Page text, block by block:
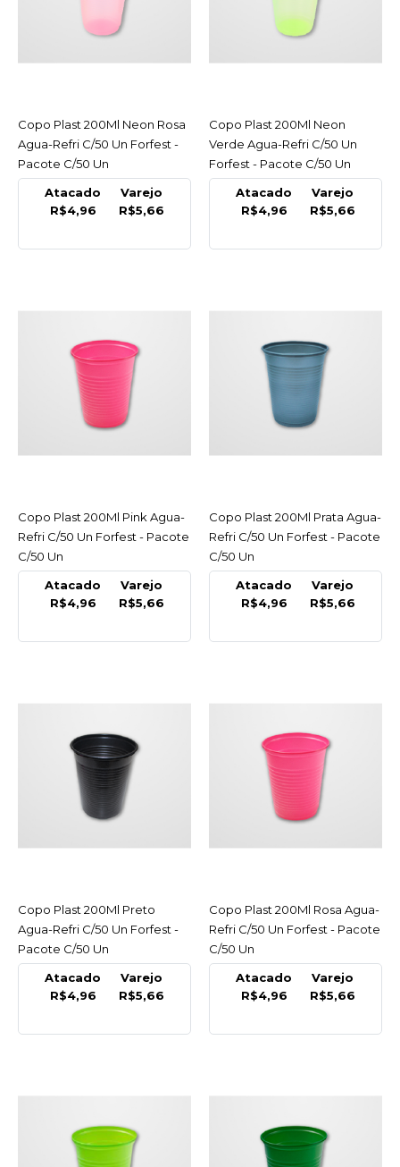
COMPRAR
LISTA DE DESEJO
FORFEST
Copo Plast 200Ml Neon
Azul Agua-Refri C/50 Un
COMPARAR
LISTA DE DESEJO
R$5,66
COMPARAR
Un Forfest - Pacote C/50
FORFEST
Copo Plast 200Ml Pink
Agua-Refri C/50 Un
Forfest - Pacote C/50 Un
COMPARAR
LISTA DE DESEJO
ACESSAR
Copo Plast 200Ml Neon Rosa
Agua-Refri C/50 Un Forfest -
Pacote C/50 Un
Atacado
R$4,96
Varejo
R$5,66
ACESSAR
Copo Plast 200Ml Neon
Verde Agua-Refri C/50 Un
Forfest - Pacote C/50 Un
Atacado
R$4,96
Varejo
R$5,66
ACESSAR
Copo Plast 200Ml Pink Agua-
Refri C/50 Un Forfest - Pacote
C/50 Un
Atacado
R$4,96
Varejo
R$5,66
ACESSAR
Copo Plast 200Ml Prata Agua-
Refri C/50 Un Forfest - Pacote
C/50 Un
Atacado
R$4,96
Varejo
R$5,66
ACESSAR
Copo Plast 200Ml Preto
Agua-Refri C/50 Un Forfest -
Pacote C/50 Un
Atacado
R$4,96
Varejo
R$5,66
ACESSAR
Copo Plast 200Ml Rosa Agua-
Refri C/50 Un Forfest - Pacote
C/50 Un
Atacado
R$4,96
Varejo
R$5,66